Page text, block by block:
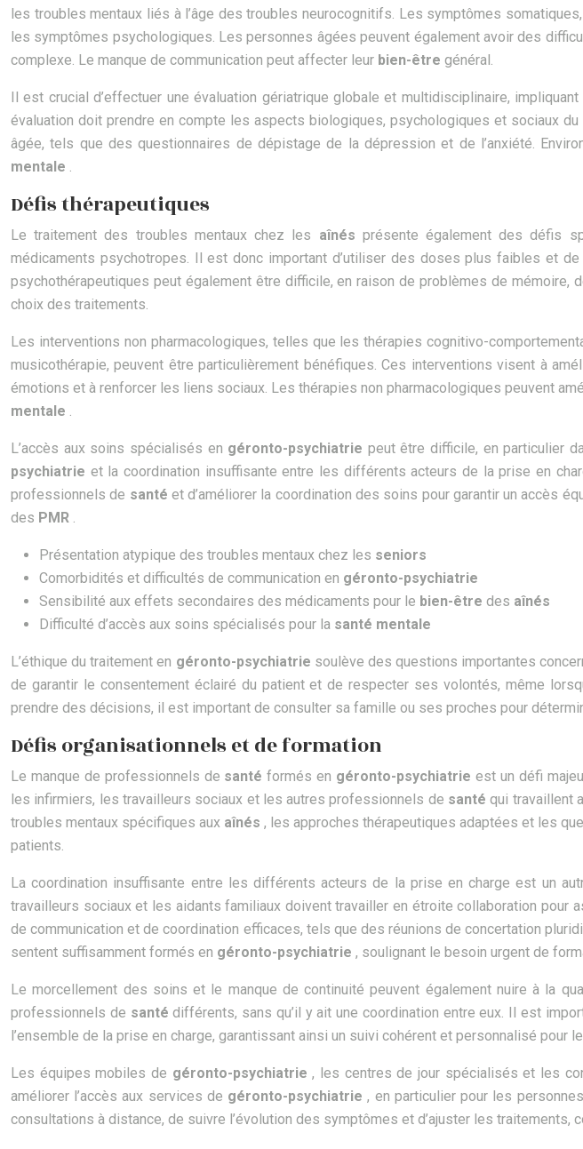
les troubles mentaux liés à l’âge des troubles neurocognitifs. Les symptômes
les symptômes psychologiques. Les personnes âgées peuvent également avoir des
complexe. Le manque de communication peut affecter leur bien-être général.
Il est crucial d’effectuer une évaluation gériatrique globale et multidisciplinaire,
évaluation doit prendre en compte les aspects biologiques, psychologiques et sociaux
âgée, tels que des questionnaires de dépistage de la dépression et de l’anxiété.
mentale .
Défis thérapeutiques
Le traitement des troubles mentaux chez les aînés présente également des défis
médicaments psychotropes. Il est donc important d’utiliser des doses plus faibles et
psychothérapeutiques peut également être difficile, en raison de problèmes de mémoire,
choix des traitements.
Les interventions non pharmacologiques, telles que les thérapies cognitivo-
musicothérapie, peuvent être particulièrement bénéfiques. Ces interventions visent à
émotions et à renforcer les liens sociaux. Les thérapies non pharmacologiques peuvent
mentale .
L’accès aux soins spécialisés en géronto-psychiatrie peut être difficile, en particulier
psychiatrie et la coordination insuffisante entre les différents acteurs de la prise en
professionnels de santé et d’améliorer la coordination des soins pour garantir un accès
des PMR .
Présentation atypique des troubles mentaux chez les seniors
Comorbidités et difficultés de communication en géronto-psychiatrie
Sensibilité aux effets secondaires des médicaments pour le bien-être des aînés
Difficulté d’accès aux soins spécialisés pour la santé mentale
L’éthique du traitement en géronto-psychiatrie soulève des questions importantes
de garantir le consentement éclairé du patient et de respecter ses volontés, même
prendre des décisions, il est important de consulter sa famille ou ses proches pour
Défis organisationnels et de formation
Le manque de professionnels de santéformés en géronto-psychiatrie est un défi
les infirmiers, les travailleurs sociaux et les autres professionnels de santéqui travaillent
troubles mentaux spécifiques aux aînés, les approches thérapeutiques adaptées et les
patients.
La coordination insuffisante entre les différents acteurs de la prise en charge est un
travailleurs sociaux et les aidants familiaux doivent travailler en étroite collaboration
de communication et de coordination efficaces, tels que des réunions de concertation
sentent suffisamment formés en géronto-psychiatrie , soulignant le besoin urgent de
Le morcellement des soins et le manque de continuité peuvent également nuire à la
professionnels de santédifférents, sans qu’il y ait une coordination entre eux. Il est
l’ensemble de la prise en charge, garantissant ainsi un suivi cohérent et personnalisé pour le
Les équipes mobiles de géronto-psychiatrie, les centres de jour spécialisés et les
améliorer l’accès aux services de géronto-psychiatrie, en particulier pour les
consultations à distance, de suivre l’évolution des symptômes et d’ajuster les traitements,